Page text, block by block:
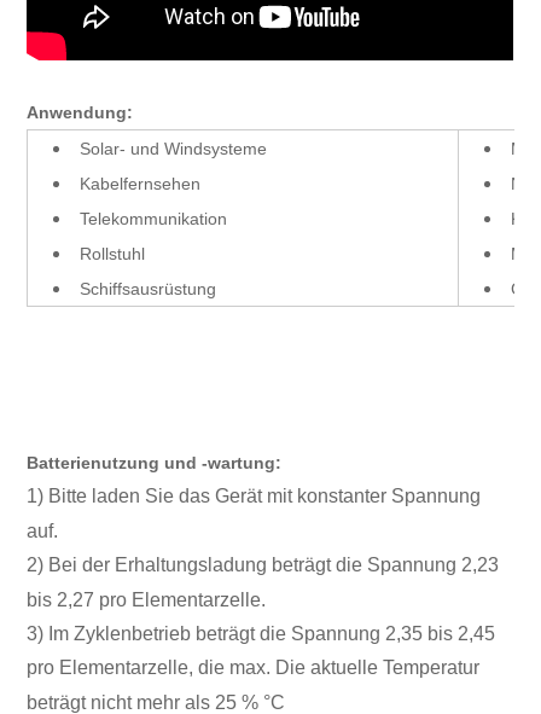
Anwendung:
Solar- und Windsysteme
Kabelfernsehen
Telekommunikation
Rollstuhl
Schiffsausrüstung
Batterienutzung und -wartung:
1) Bitte laden Sie das Gerät mit konstanter Spannung
auf.
2) Bei der Erhaltungsladung beträgt die Spannung 2,23
bis 2,27 pro Elementarzelle.
3) Im Zyklenbetrieb beträgt die Spannung 2,35 bis 2,45
pro Elementarzelle, die max. Die aktuelle Temperatur
beträgt nicht mehr als 25 % °C